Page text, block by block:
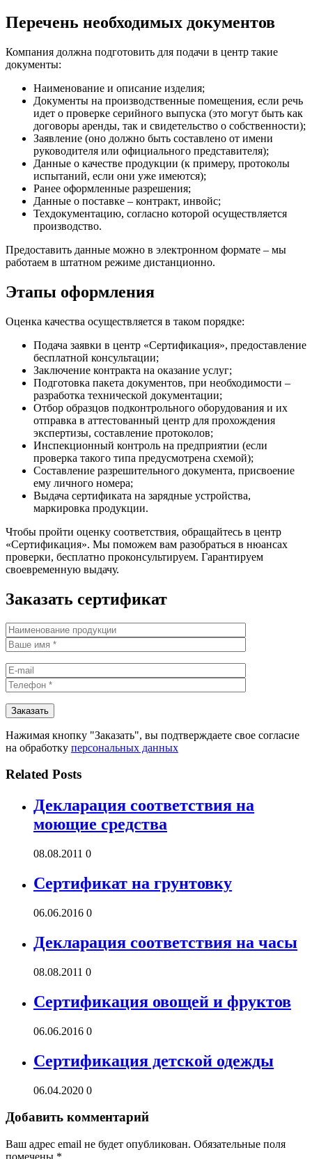
Перечень необходимых документов
Компания должна подготовить для подачи в центр такие
документы:
Наименование и описание изделия;
Документы на производственные помещения, если речь
идет о проверке серийного выпуска (это могут быть как
договоры аренды, так и свидетельство о собственности);
Заявление (оно должно быть составлено от имени
руководителя или официального представителя);
Данные о качестве продукции (к примеру, протоколы
испытаний, если они уже имеются);
Ранее оформленные разрешения;
Данные о поставке – контракт, инвойс;
Техдокументацию, согласно которой осуществляется
производство.
Предоставить данные можно в электронном формате – мы
работаем в штатном режиме дистанционно.
Этапы оформления
Оценка качества осуществляется в таком порядке:
Подача заявки в центр «Сертификация», предоставление
бесплатной консультации;
Заключение контракта на оказание услуг;
Подготовка пакета документов, при необходимости –
разработка технической документации;
Отбор образцов подконтрольного оборудования и их
отправка в аттестованный центр для прохождения
экспертизы, составление протоколов;
Инспекционный контроль на предприятии (если
проверка такого типа предусмотрена схемой);
Составление разрешительного документа, присвоение
ему личного номера;
Выдача сертификата на зарядные устройства,
маркировка продукции.
Чтобы пройти оценку соответствия, обращайтесь в центр
«Сертификация». Мы поможем вам разобраться в нюансах
проверки, бесплатно проконсультируем. Гарантируем
своевременную выдачу.
Заказать сертификат
Нажимая кнопку "Заказать", вы подтверждаете свое согласие
на обработку персональных данных
Related Posts
Декларация соответствия на
моющие средства
08.08.2011 0
Сертификат на грунтовку
06.06.2016 0
Декларация соответствия на часы
08.08.2011 0
Сертификация овощей и фруктов
06.06.2016 0
Сертификация детской одежды
06.04.2020 0
Добавить комментарий
Ваш адрес email не будет опубликован. Обязательные поля
помечены *